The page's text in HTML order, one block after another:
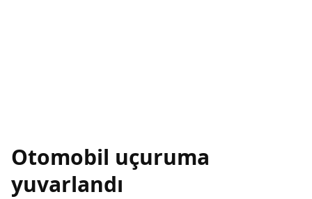
Otomobil uçuruma
yuvarlandı